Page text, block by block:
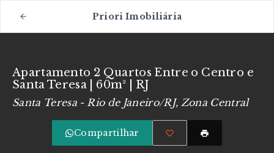
Priori Imobiliária
Apartamento 2 Quartos Entre o Centro e
Santa Teresa | 60m² | RJ
Santa Teresa - Rio de Janeiro/RJ, Zona Central
Compartilhar